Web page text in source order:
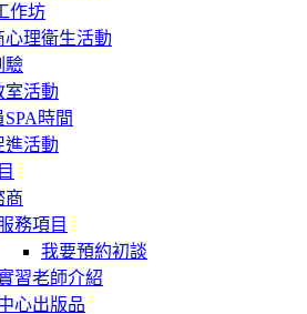
作坊
心理衛生活動
驗
室活動
時間
進活動
商
務項目
我要預約初談
習老師介紹
心出版品